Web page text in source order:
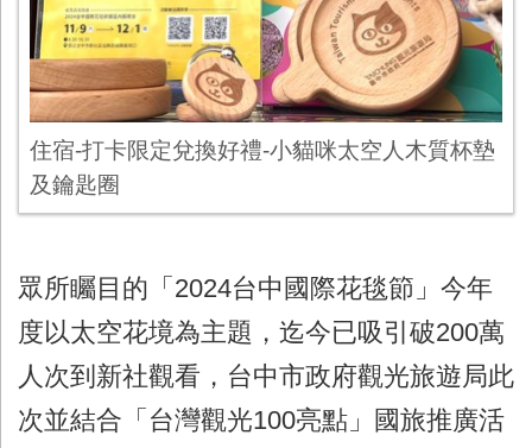
住宿-打卡限定兌換好禮-小貓咪太空人木質杯墊
及鑰匙圈
眾所矚目的「2024台中國際花毯節」今年
度以太空花境為主題，迄今已吸引破200萬
人次到新社觀看，台中市政府觀光旅遊局此
次並結合「台灣觀光100亮點」國旅推廣活